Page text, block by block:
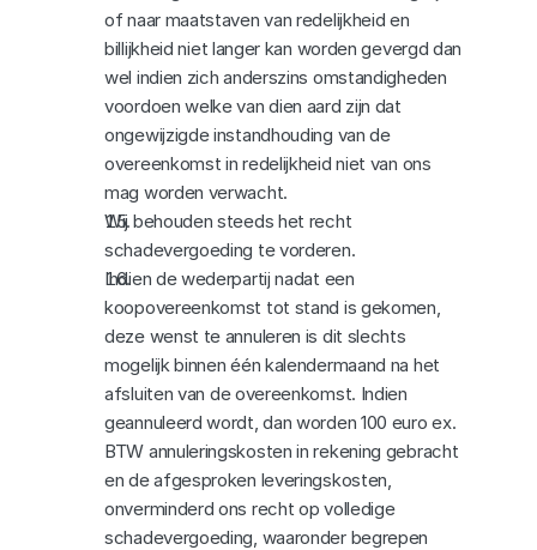
of naar maatstaven van redelijkheid en
billijkheid niet langer kan worden gevergd dan
wel indien zich anderszins omstandigheden
voordoen welke van dien aard zijn dat
ongewijzigde instandhouding van de
overeenkomst in redelijkheid niet van ons
mag worden verwacht.
Wij behouden steeds het recht
schadevergoeding te vorderen.
Indien de wederpartij nadat een
koopovereenkomst tot stand is gekomen,
deze wenst te annuleren is dit slechts
mogelijk binnen één kalendermaand na het
afsluiten van de overeenkomst. Indien
geannuleerd wordt, dan worden 100 euro ex.
BTW annuleringskosten in rekening gebracht
en de afgesproken leveringskosten,
onverminderd ons recht op volledige
schadevergoeding, waaronder begrepen